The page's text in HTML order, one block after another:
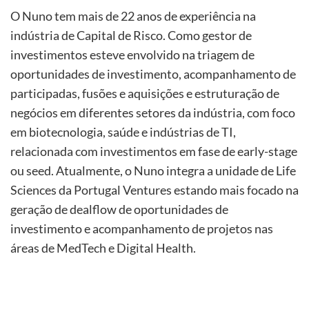
O Nuno tem mais de 22 anos de experiência na
indústria de Capital de Risco. Como gestor de
investimentos esteve envolvido na triagem de
oportunidades de investimento, acompanhamento de
participadas, fusões e aquisições e estruturação de
negócios em diferentes setores da indústria, com foco
em biotecnologia, saúde e indústrias de TI,
relacionada com investimentos em fase de early-stage
ou seed. Atualmente, o Nuno integra a unidade de Life
Sciences da Portugal Ventures estando mais focado na
geração de dealflow de oportunidades de
investimento e acompanhamento de projetos nas
áreas de MedTech e Digital Health.